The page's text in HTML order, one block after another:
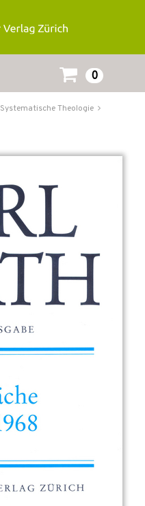
0
Systematische Theologie